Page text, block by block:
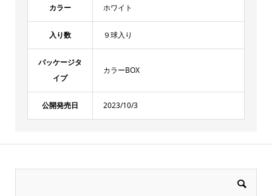
カラー ホワイト
入り数 ９球入り
パッケージタ
イプ
カラーBOX
公開発売日 2023/10/3